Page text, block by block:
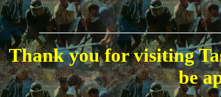
Thank you for visiting
be